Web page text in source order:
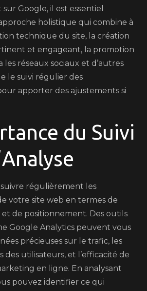
Google, il est essentiel
holistique qui combine à
technique du site, la création
et engageant, la promotion
les réseaux sociaux et d’autres
le suivi régulier des
apporter des ajustements si
du Suivi
régulièrement les
votre site web en termes de
de positionnement. Des outils
Google Analytics peuvent vous
précieuses sur le trafic, les
utilisateurs, et l’efficacité de
en ligne. En analysant
pouvez identifier ce qui